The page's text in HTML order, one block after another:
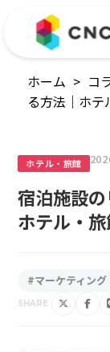
ホーム > コ
る方法｜ホ
ホテル・旅館
宿泊施設
ホテル・
#マーケティング
SHARE